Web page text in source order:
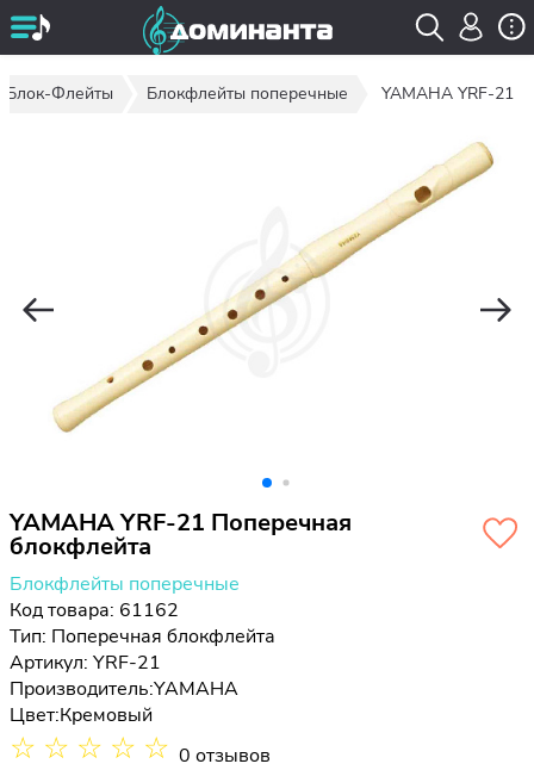
Блок-Флейты Блокфлейты поперечные YAMAHA YRF-21
YAMAHA YRF-21 Поперечная
блокфлейта
Блокфлейты поперечные
Код товара: 61162
Тип: Поперечная блокфлейта
Артикул: YRF-21
Производитель:YAMAHA
Цвет:Кремовый
☆ ☆ ☆ ☆ ☆ 0 отзывов